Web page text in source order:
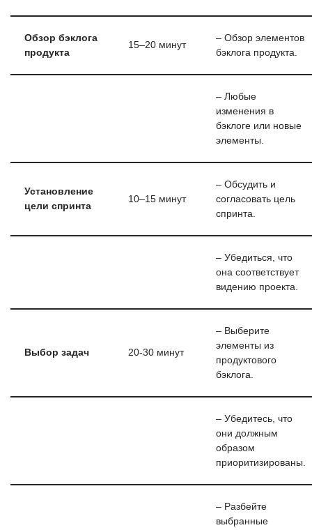
Обзор бэклога
продукта
15–20 минут
– Обзор элементов
бэклога продукта.
– Любые
изменения в
бэклоге или новые
элементы.
Установление
цели спринта
10–15 минут
– Обсудить и
согласовать цель
спринта.
– Убедиться, что
она соответствует
видению проекта.
Выбор задач 20-30 минут
– Выберите
элементы из
продуктового
бэклога.
– Убедитесь, что
они должным
образом
приоритизированы.
– Разбейте
выбранные